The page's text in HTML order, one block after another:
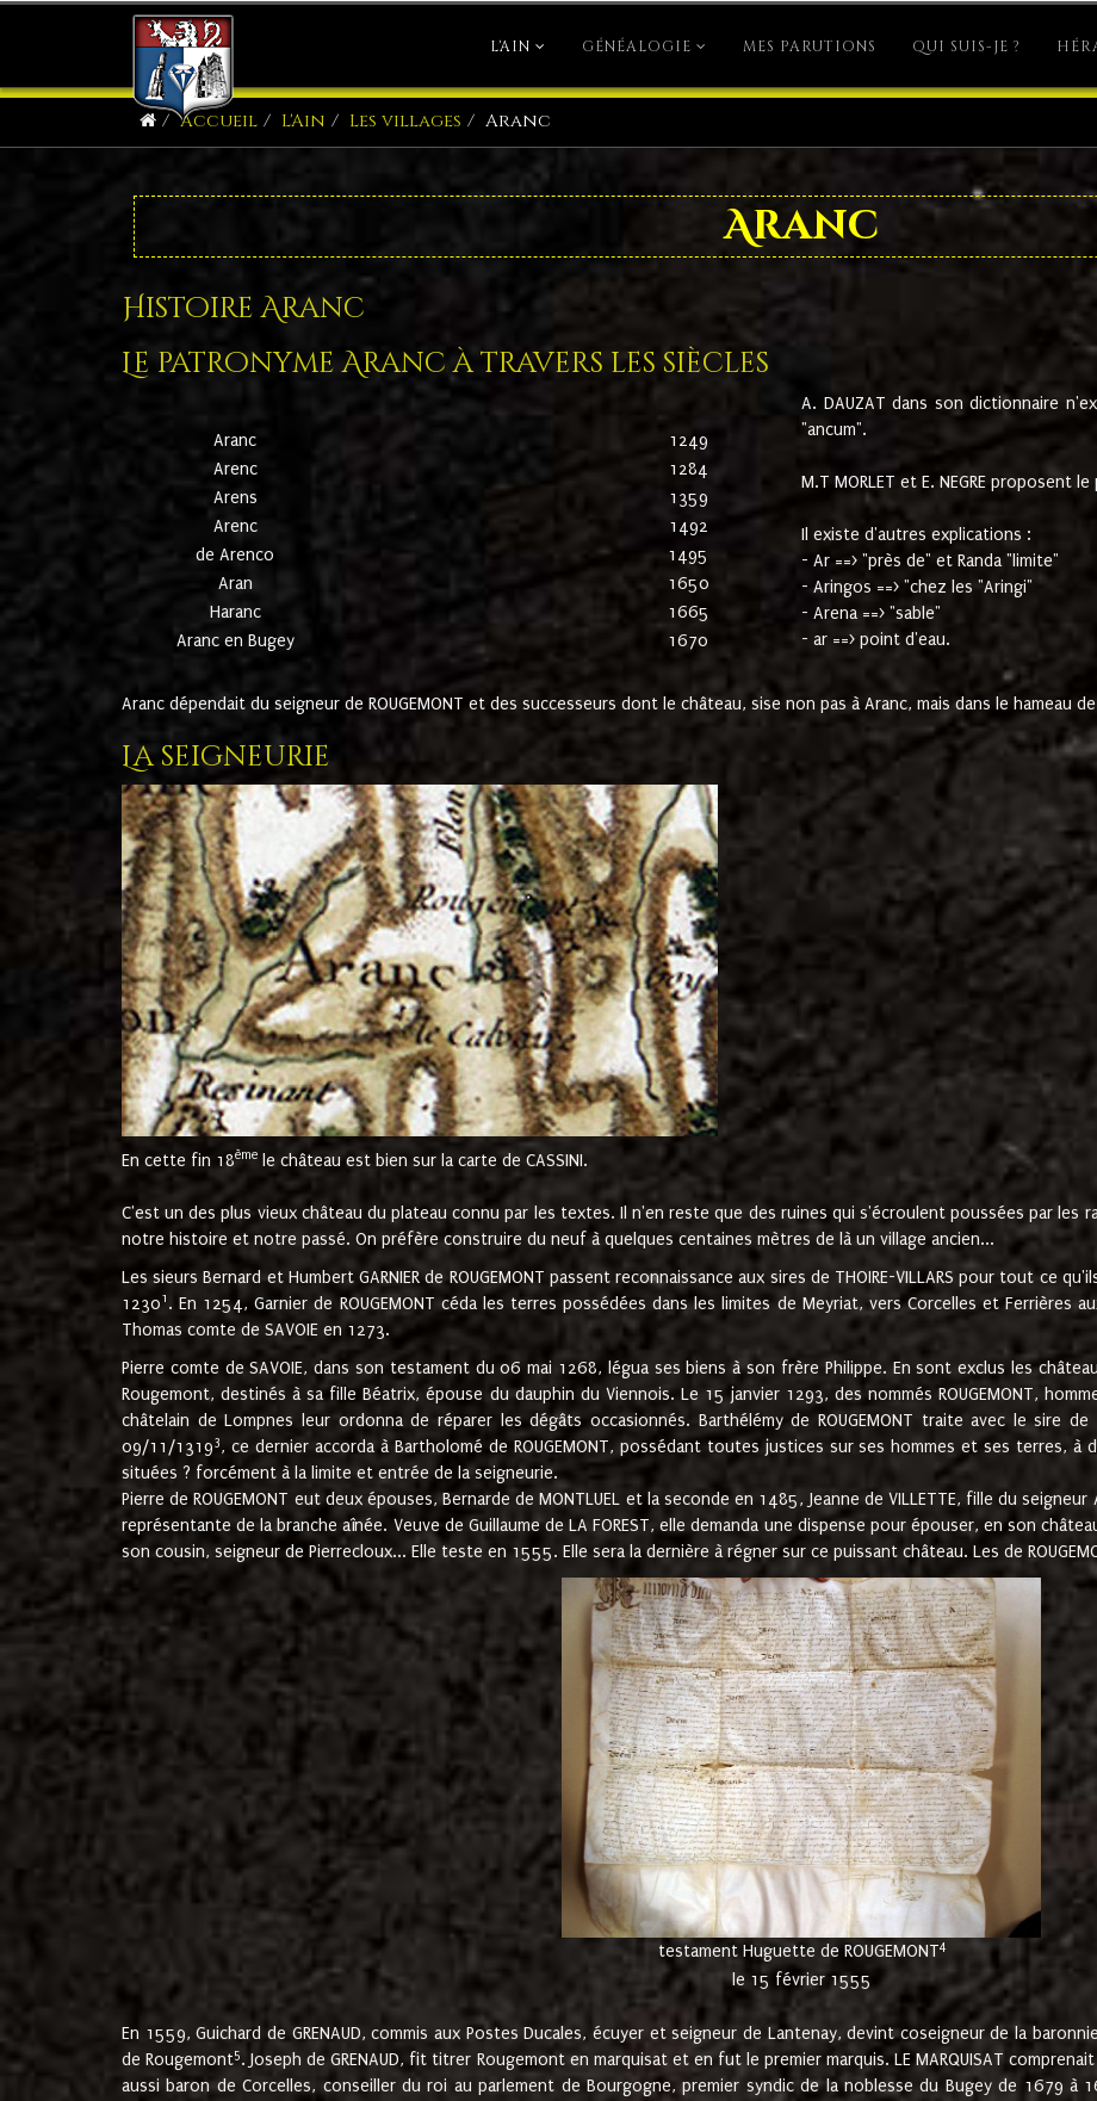
L'AIN GÉNÉALOGIE MES PARUTIONS QUI SUIS-JE ?
Accueil L'Ain Les villages Aranc
Aranc
Histoire Aranc
Le patronyme Aranc à travers les siècles
Aranc
1249
Arenc
1284
Arens
1359
Arenc
1492
de Arenco
1495
Aran
1650
Haranc
1665
Aranc en Bugey
1670
A. DAUZAT dans son dictionnaire
"ancum".
M.T MORLET et E. NEGRE proposent
Il existe d'autres explications :
- Ar ==> "près de" et Randa "limite"
- Aringos ==> "chez les "Aringi"
- Arena ==> "sable"
- ar ==> point d'eau.
Aranc dépendait du seigneur de ROUGEMONT et des successeurs dont le château, sise non pas à Aranc, mais dans le hameau
La seigneurie
En cette fin 18ème le château est bien sur la carte de CASSINI.
C'est un des plus vieux château du plateau connu par les textes. Il n'en reste que des ruines qui s'écroulent poussées par les
notre histoire et notre passé. On préfère construire du neuf à quelques centaines mètres de là un village ancien...
Les sieurs Bernard et Humbert GARNIER de ROUGEMONT passent reconnaissance aux sires de THOIRE-VILLARS pour tout ce
12301 . En 1254, Garnier de ROUGEMONT céda les terres possédées dans les limites de Meyriat, vers Corcelles et Ferrières
Thomas comte de SAVOIE en 1273.
Pierre comte de SAVOIE, dans son testament du 06 mai 1268, légua ses biens à son frère Philippe. En sont exclus les
Rougemont, destinés à sa fille Béatrix, épouse du dauphin du Viennois. Le 15 janvier 1293, des nommés ROUGEMONT,
châtelain de Lompnes leur ordonna de réparer les dégâts occasionnés. Barthélémy de ROUGEMONT traite avec le sire
09/11/13193, ce dernier accorda à Bartholomé de ROUGEMONT, possédant toutes justices sur ses hommes et ses terres,
situées ? forcément à la limite et entrée de la seigneurie.
Pierre de ROUGEMONT eut deux épouses, Bernarde de MONTLUEL et la seconde en 1485, Jeanne de VILLETTE, fille du
représentante de la branche aînée. Veuve de Guillaume de LA FOREST, elle demanda une dispense pour épouser, en son
son cousin, seigneur de Pierrecloux... Elle teste en 1555. Elle sera la dernière à régner sur ce puissant château. Les de
testament Huguette de ROUGEMONT4
le 15 février 1555
En 1559, Guichard de GRENAUD, commis aux Postes Ducales, écuyer et seigneur de Lantenay, devint coseigneur de la
de Rougemont5. Joseph de GRENAUD, fit titrer Rougemont en marquisat et en fut le premier marquis. LE MARQUISAT
aussi baron de Corcelles, conseiller du roi au parlement de Bourgogne, premier syndic de la noblesse du Bugey de 1679 à